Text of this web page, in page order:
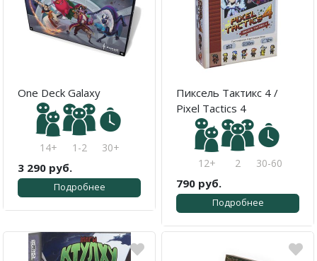
One Deck Galaxy
14+ 1-2 30+
3 290 руб.
Подробнее
Пиксель Тактикс 4 /
Pixel Tactics 4
12+ 2 30-60
790 руб.
Подробнее